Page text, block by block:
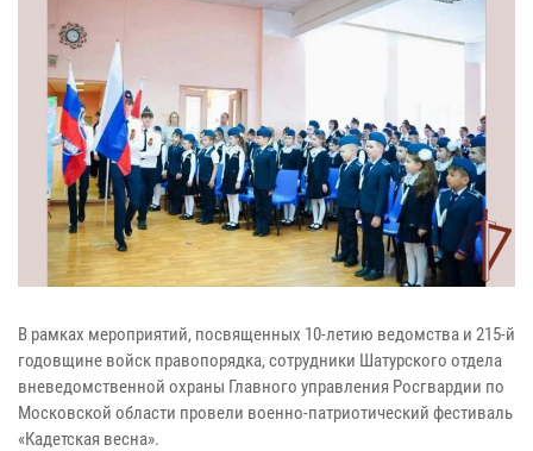
В рамках мероприятий, посвященных 10‑летию ведомства и 215‑й
годовщине войск правопорядка, сотрудники Шатурского отдела
вневедомственной охраны Главного управления Росгвардии по
Московской области провели военно‑патриотический фестиваль
«Кадетская весна».